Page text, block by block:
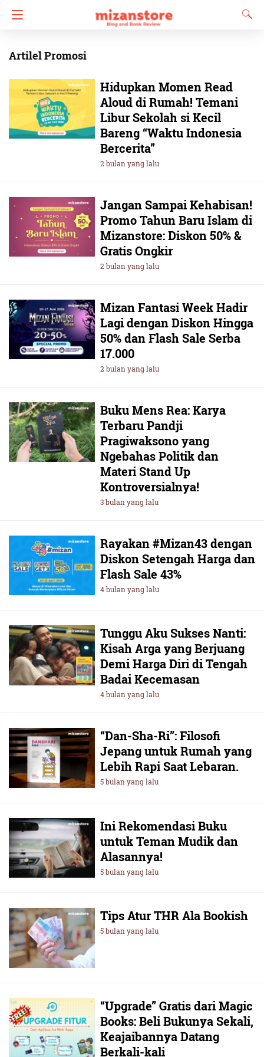
Artilel Promosi
Hidupkan Momen Read
Aloud di Rumah! Temani
Libur Sekolah si Kecil
Bareng “Waktu Indonesia
Bercerita”
2 bulan yang lalu
Jangan Sampai Kehabisan!
Promo Tahun Baru Islam di
Mizanstore: Diskon 50% &
Gratis Ongkir
2 bulan yang lalu
Mizan Fantasi Week Hadir
Lagi dengan Diskon Hingga
50% dan Flash Sale Serba
17.000
2 bulan yang lalu
Buku Mens Rea: Karya
Terbaru Pandji
Pragiwaksono yang
Ngebahas Politik dan
Materi Stand Up
Kontroversialnya!
3 bulan yang lalu
Rayakan #Mizan43 dengan
Diskon Setengah Harga dan
Flash Sale 43%
4 bulan yang lalu
Tunggu Aku Sukses Nanti:
Kisah Arga yang Berjuang
Demi Harga Diri di Tengah
Badai Kecemasan
4 bulan yang lalu
“Dan-Sha-Ri”: Filosofi
Jepang untuk Rumah yang
Lebih Rapi Saat Lebaran.
5 bulan yang lalu
Ini Rekomendasi Buku
untuk Teman Mudik dan
Alasannya!
5 bulan yang lalu
Tips Atur THR Ala Bookish
5 bulan yang lalu
“Upgrade” Gratis dari Magic
Books: Beli Bukunya Sekali,
Keajaibannya Datang
Berkali-kali